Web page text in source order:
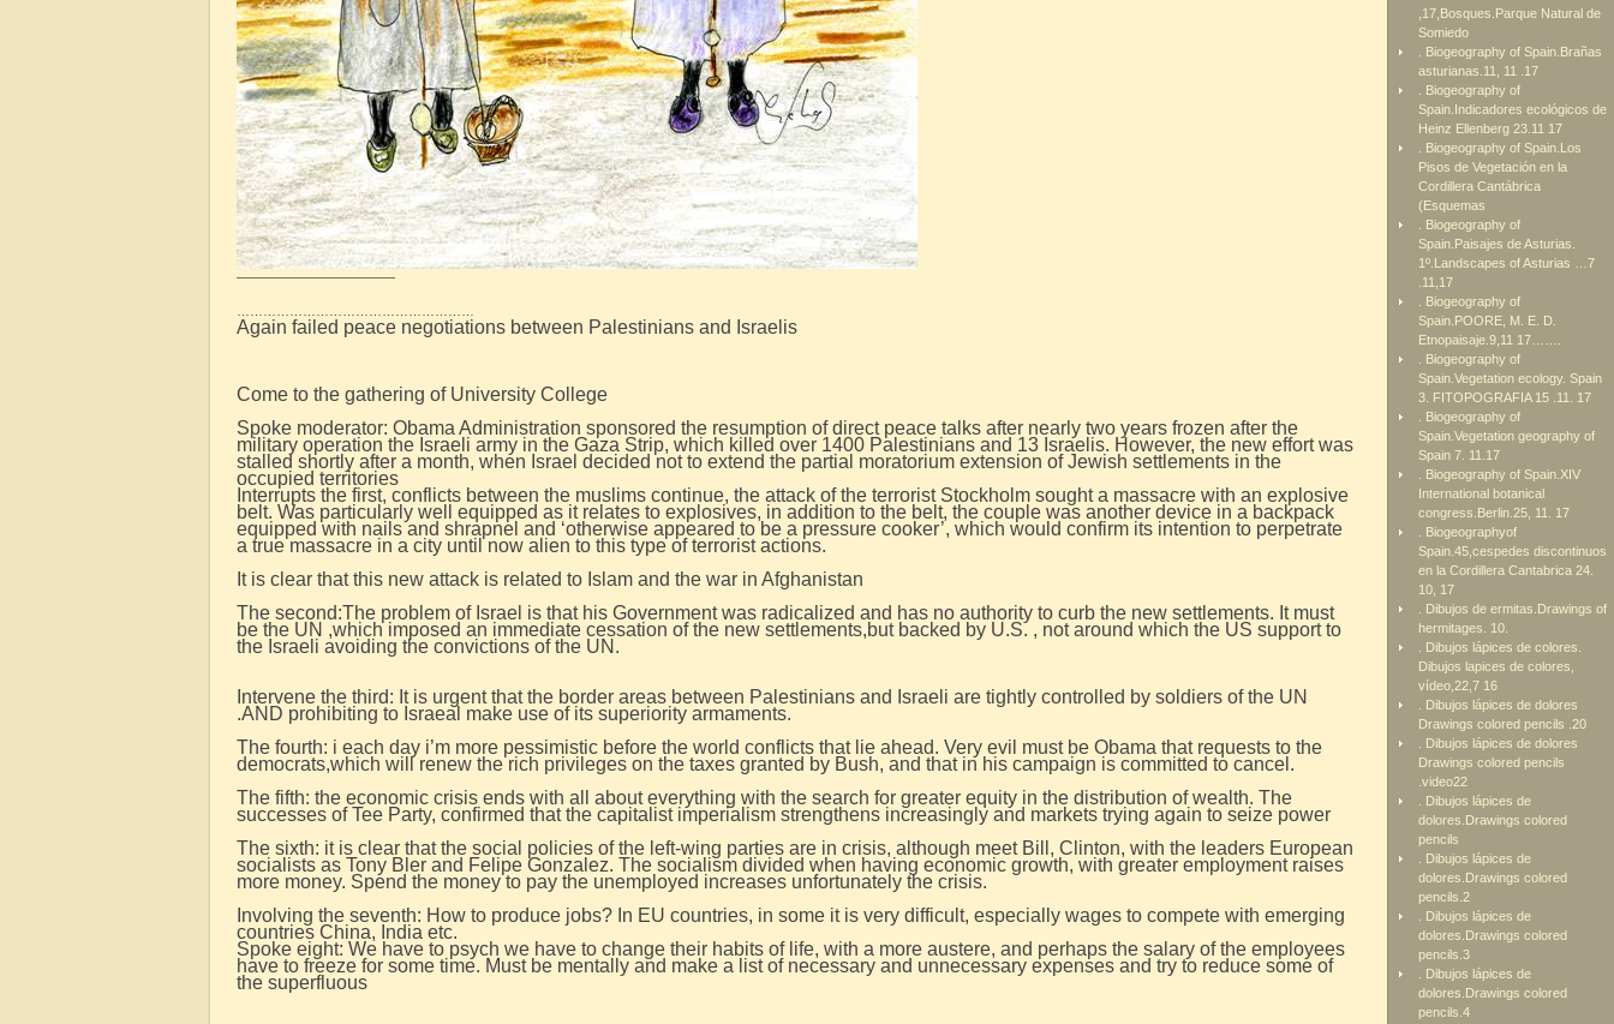
————————————
Again failed peace negotiations between Palestinians and Israelis
Come to the gathering of University College
Spoke moderator: Obama Administration sponsored the resumption of direct peace talks after nearly two years frozen after the
military operation the Israeli army in the Gaza Strip, which killed over 1400 Palestinians and 13 Israelis. However, the new effort was
stalled shortly after a month, when Israel decided not to extend the partial moratorium extension of Jewish settlements in the
occupied territories
Interrupts the first, conflicts between the muslims continue, the attack of the terrorist Stockholm sought a massacre with an explosive
belt. Was particularly well equipped as it relates to explosives, in addition to the belt, the couple was another device in a backpack
equipped with nails and shrapnel and ‘otherwise appeared to be a pressure cooker’, which would confirm its intention to perpetrate
a true massacre in a city until now alien to this type of terrorist actions.
It is clear that this new attack is related to Islam and the war in Afghanistan
The second:The problem of Israel is that his Government was radicalized and has no authority to curb the new settlements. It must
be the UN ,which imposed an immediate cessation of the new settlements,but backed by U.S. , not around which the US support to
the Israeli avoiding the convictions of the UN.
Intervene the third: It is urgent that the border areas between Palestinians and Israeli are tightly controlled by soldiers of the UN
.AND prohibiting to Israeal make use of its superiority armaments.
The fourth: i each day i’m more pessimistic before the world conflicts that lie ahead. Very evil must be Obama that requests to the
democrats,which will renew the rich privileges on the taxes granted by Bush, and that in his campaign is committed to cancel.
The fifth: the economic crisis ends with all about everything with the search for greater equity in the distribution of wealth. The
successes of Tee Party, confirmed that the capitalist imperialism strengthens increasingly and markets trying again to seize power
The sixth: it is clear that the social policies of the left-wing parties are in crisis, although meet Bill, Clinton, with the leaders European
socialists as Tony Bler and Felipe Gonzalez. The socialism divided when having economic growth, with greater employment raises
more money. Spend the money to pay the unemployed increases unfortunately the crisis.
Involving the seventh: How to produce jobs? In EU countries, in some it is very difficult, especially wages to compete with emerging
countries China, India etc.
Spoke eight: We have to psych we have to change their habits of life, with a more austere, and perhaps the salary of the employees
have to freeze for some time. Must be mentally and make a list of necessary and unnecessary expenses and try to reduce some of
the superfluous
,17,Bosques.Parque Natural de
Somiedo
. Biogeography of Spain.Brañas
asturianas.11, 11 .17
. Biogeography of
Spain.Indicadores ecológicos de
Heinz Ellenberg 23.11 17
. Biogeography of Spain.Los
Pisos de Vegetación en la
Cordillera Cantábrica
(Esquemas
. Biogeography of
Spain.Paisajes de Asturias.
1º.Landscapes of Asturias …7
.11,17
. Biogeography of
Spain.POORE, M. E. D.
Etnopaisaje.9,11 17…….
. Biogeography of
Spain.Vegetation ecology. Spain
3. FITOPOGRAFIA 15 .11. 17
. Biogeography of
Spain.Vegetation geography of
Spain 7. 11.17
. Biogeography of Spain.XIV
International botanical
congress.Berlin.25, 11. 17
. Biogeographyof
Spain.45,cespedes discontinuos
en la Cordillera Cantabrica 24.
10, 17
. Dibujos de ermitas.Drawings of
hermitages. 10.
. Dibujos lápices de colores.
Dibujos lapices de colores,
vídeo,22,7 16
. Dibujos lápices de dolores
Drawings colored pencils .20
. Dibujos lápices de dolores
Drawings colored pencils
.video22
. Dibujos lápices de
dolores.Drawings colored
pencils
. Dibujos lápices de
dolores.Drawings colored
pencils.2
. Dibujos lápices de
dolores.Drawings colored
pencils.3
. Dibujos lápices de
dolores.Drawings colored
pencils.4